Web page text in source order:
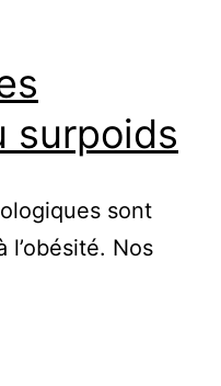
surpoids
sont
l’obésité. Nos